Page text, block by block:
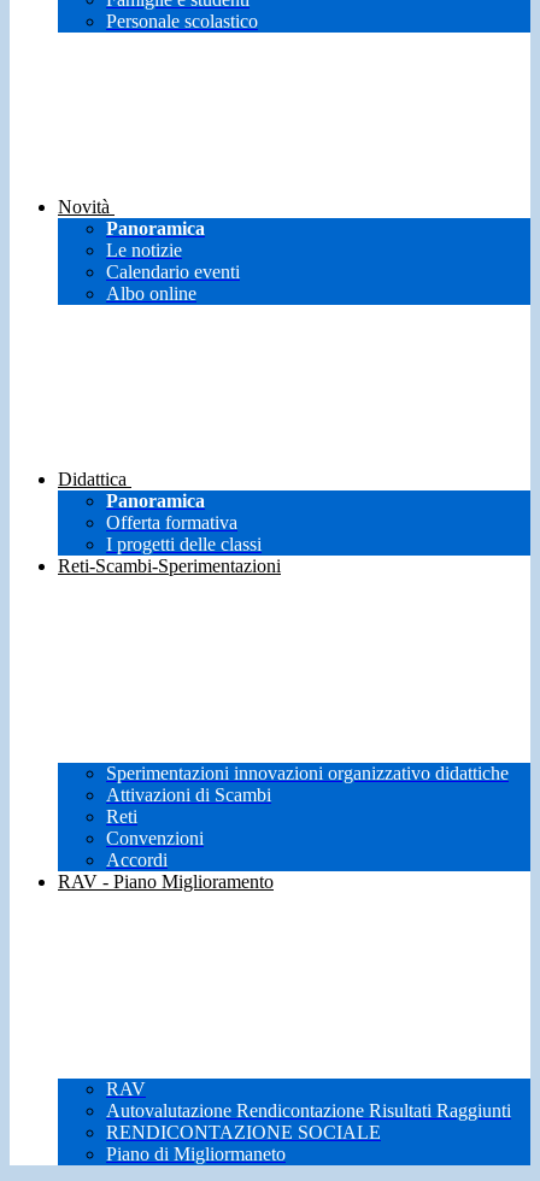
Personale scolastico
Novità
Panoramica
Le notizie
Calendario eventi
Albo online
Didattica
Panoramica
Offerta formativa
I progetti delle classi
Reti-Scambi-Sperimentazioni
Sperimentazioni innovazioni organizzativo didattiche
Attivazioni di Scambi
Reti
Convenzioni
Accordi
RAV - Piano Miglioramento
RAV
Autovalutazione Rendicontazione Risultati Raggiunti
RENDICONTAZIONE SOCIALE
Piano di Migliormaneto